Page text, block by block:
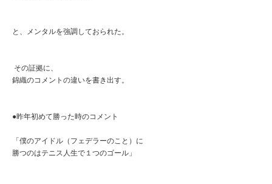
と、メンタルを強調しておられた。
その証拠に、
錦織のコメントの違いを書き出す。
●昨年初めて勝った時のコメント
「僕のアイドル（フェデラーのこと）に
勝つのはテニス人生で１つのゴール」